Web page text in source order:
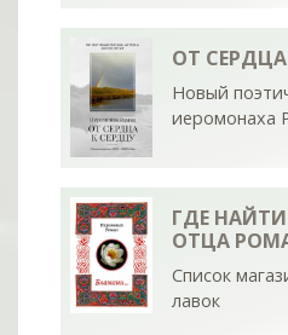
ОТ
Новый
иеромонаха
ГДЕ
ОТЦА
Список
лавок